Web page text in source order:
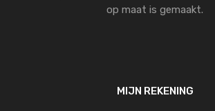
op maat is gemaakt.
MIJN REKENING